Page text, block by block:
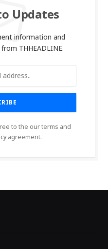
Updates
information and
THHEADLINE.
to the our terms and
agreement.